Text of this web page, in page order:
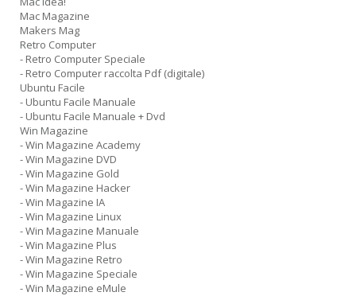
Mac Magazine
Makers Mag
Retro Computer
- Retro Computer Speciale
- Retro Computer raccolta Pdf (digitale)
Ubuntu Facile
- Ubuntu Facile Manuale
- Ubuntu Facile Manuale + Dvd
Win Magazine
- Win Magazine Academy
- Win Magazine DVD
- Win Magazine Gold
- Win Magazine Hacker
- Win Magazine IA
- Win Magazine Linux
- Win Magazine Manuale
- Win Magazine Plus
- Win Magazine Retro
- Win Magazine Speciale
- Win Magazine eMule